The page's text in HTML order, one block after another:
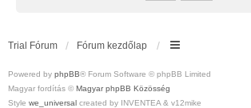
Trial Fórum Fórum kezdőlap
Powered by phpBB® Forum Software © phpBB Limited
Magyar fordítás © Magyar phpBB Közösség
Style we_universal created by INVENTEA & v12mike